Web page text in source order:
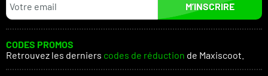
M’INSCRIRE
CODES PROMOS
Retrouvez les derniers codes de réduction de Maxiscoot.